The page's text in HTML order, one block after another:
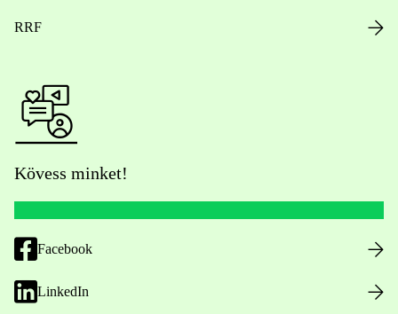
RRF
Kövess minket!
Facebook
LinkedIn